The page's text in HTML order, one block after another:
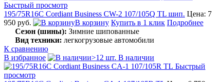
Быстрый просмотр
195/75R16C Cordiant Business CW-2 107/105Q TL шип. Цена: 7
950 руб.
В корзину Купить в 1 клик Подробнее
Сезон (шины): Зимние шипованные
Вид техники: легкогрузовые автомобили
К сравнению
В избранное
>12 шт. В наличии
Быстрый
просмотр